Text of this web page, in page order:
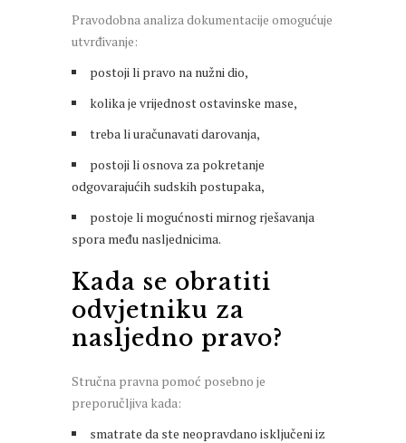
Pravodobna analiza dokumentacije omogućuje
utvrđivanje:
postoji li pravo na nužni dio,
kolika je vrijednost ostavinske mase,
treba li uračunavati darovanja,
postoji li osnova za pokretanje
odgovarajućih sudskih postupaka,
postoje li mogućnosti mirnog rješavanja
spora među nasljednicima.
Kada se obratiti
odvjetniku za
nasljedno pravo?
Stručna pravna pomoć posebno je
preporučljiva kada:
smatrate da ste neopravdano isključeni iz